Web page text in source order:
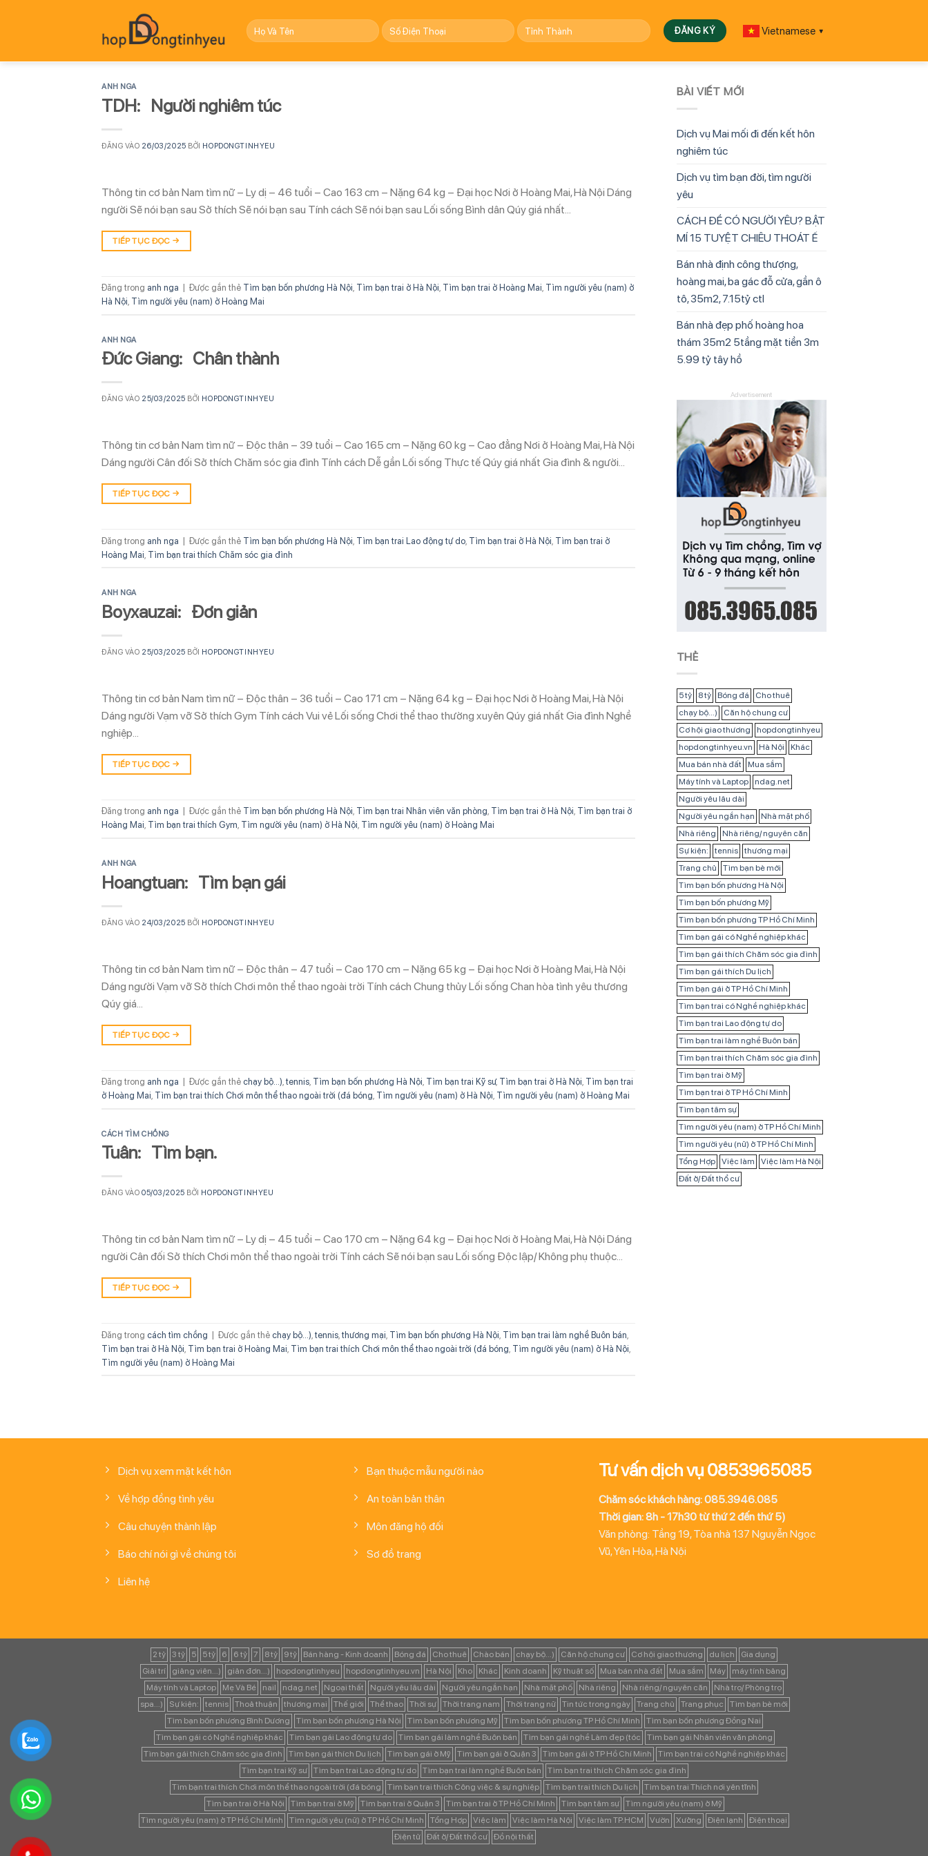
dung
Vietnamese ▼
ANH NGA
TDH: Người nghiêm túc
ĐĂNG VÀO 26/03/2025 BỞI HOPDONGTINHYEU
Thông tin cơ bản Nam tìm nữ – Ly dị – 46 tuổi – Cao 163 cm – Nặng 64 kg – Đại học Nơi ở Hoàng Mai, Hà Nội Dáng
người Sẽ nói bạn sau Sở thích Sẽ nói bạn sau Tính cách Sẽ nói bạn sau Lối sống Bình dân Qúy giá nhất…
TIẾP TỤC ĐỌC →
Đăng trong anh nga Được gắn thẻ Tìm bạn bốn phương Hà Nội Tìm bạn trai ở Hà Nội Tìm bạn trai ở Hoàng Mai Tìm người yêu (nam) ở
Hà Nội Tìm người yêu (nam) ở Hoàng Mai
ANH NGA
Đức Giang: Chân thành
ĐĂNG VÀO 25/03/2025 BỞI HOPDONGTINHYEU
Thông tin cơ bản Nam tìm nữ – Độc thân – 39 tuổi – Cao 165 cm – Nặng 60 kg – Cao đẳng Nơi ở Hoàng Mai, Hà Nội
Dáng người Cân đối Sở thích Chăm sóc gia đình Tính cách Dễ gần Lối sống Thực tế Qúy giá nhất Gia đình & người…
TIẾP TỤC ĐỌC →
Đăng trong anh nga | Được gắn thẻ Tìm bạn bốn phương Hà Nội Tìm bạn trai Lao động tự do Tìm bạn trai ở Hà Nội Tìm bạn trai ở
Hoàng Mai Tìm bạn trai thích Chăm sóc gia đình
ANH NGA
Boyxauzai: Đơn giản
ĐĂNG VÀO 25/03/2025 BỞI HOPDONGTINHYEU
Thông tin cơ bản Nam tìm nữ – Độc thân – 36 tuổi – Cao 171 cm – Nặng 64 kg – Đại học Nơi ở Hoàng Mai, Hà Nội
Dáng người Vạm vỡ Sở thích Gym Tính cách Vui vẻ Lối sống Chơi thể thao thường xuyên Qúy giá nhất Gia đình Nghề
nghiệp…
TIẾP TỤC ĐỌC →
Đăng trong anh nga Được gắn thẻ Tìm bạn bốn phương Hà Nội, Tìm bạn trai Nhân viên văn phòng, Tìm bạn trai ở Hà Nội, Tìm bạn trai ở
Hoàng Mai, Tìm bạn trai thích Gym, Tìm người yêu (nam) ở Hà Nội, Tìm người yêu (nam) ở Hoàng Mai
ANH NGA
Hoangtuan: Tìm bạn gái
ĐĂNG VÀO 24/03/2025 BỞI HOPDONGTINHYEU
Thông tin cơ bản Nam tìm nữ – Độc thân – 47 tuổi – Cao 170 cm – Nặng 65 kg – Đại học Nơi ở Hoàng Mai, Hà Nội
Dáng người Vạm vỡ Sở thích Chơi môn thể thao ngoài trời Tính cách Chung thủy Lối sống Chan hòa tình yêu thương
Qúy giá…
TIẾP TỤC ĐỌC →
Đăng trong anh nga Được gắn thẻ chạy bộ...) tennis Tìm bạn bốn phương Hà Nội Tìm bạn trai Kỹ sư, Tìm bạn trai ở Hà Nội Tìm bạn trai
ở Hoàng Mai Tìm bạn trai thích Chơi môn thể thao ngoài trời (đá bóng Tìm người yêu (nam) ở Hà Nội Tìm người yêu (nam) ở Hoàng Mai
CÁCH TÌM CHỒNG
Tuân: Tìm bạn.
ĐĂNG VÀO05/03/2025 BỞI HOPDONGTINHYEU
Thông tin cơ bản Nam tìm nữ – Ly dị – 45 tuổi – Cao 170 cm – Nặng 64 kg – Đại học Nơi ở Hoàng Mai, Hà Nội Dáng
người Cân đối Sở thích Chơi môn thể thao ngoài trời Tính cách Sẽ nói bạn sau Lối sống Độc lập/ Không phụ thuộc…
TIẾP TỤC ĐỌC →
Đăng trong cách tìm chồng | Được gắn thẻ chạy bộ...) tennis thương mại Tìm bạn bốn phương Hà Nội Tìm bạn trai làm nghề Buôn bán
Tìm bạn trai ở Hà Nội Tìm bạn trai ở Hoàng Mai Tìm bạn trai thích Chơi môn thể thao ngoài trời (đá bóng Tìm người yêu (nam) ở Hà Nội
Tìm người yêu (nam) ở Hoàng Mai
BÀI VIẾT MỚI
Dịch vụ Mai mối đi đến kết hôn
nghiêm túc
Dịch vụ tìm bạn đời, tìm người
yêu
CÁCH ĐỂ CÓ NGƯỜI YÊU? BẬT
MÍ 15 TUYỆT CHIÊU THOÁT Ế
Bán nhà định công thượng,
hoàng mai, ba gác đỗ cửa, gần ô
tô, 35m2, 7.15tỷ ctl
Bán nhà đẹp phố hoàng hoa
thám 35m2 5tầng mặt tiền 3m
5.99 tỷ tây hồ
Advertisement
THẺ
5 tỷ 8 tỷ Bóng đá
Cho thuê
chạy bộ...)
Căn hộ chung cư
Cơ hội giao thương
hopdongtinhyeu
hopdongtinhyeu.vn
Hà Nội
Khác
Mua bán nhà đất
Mua sắm
Máy tính và Laptop
ndag.net
Người yêu lâu dài
Người yêu ngắn hạn
Nhà mặt phố
Nhà riêng
Nhà riêng/ nguyên căn
Sự kiện:
tennis
thương mại
Trang chủ
Tìm bạn bè mới
Tìm bạn bốn phương Hà Nội
Tìm bạn bốn phương Mỹ
Tìm bạn bốn phương TP Hồ Chí Minh
Tìm bạn gái có Nghề nghiệp khác
Tìm bạn gái thích Chăm sóc gia đình
Tìm bạn gái thích Du lịch
Tìm bạn gái ở TP Hồ Chí Minh
Tìm bạn trai có Nghề nghiệp khác
Tìm bạn trai Lao động tự do
Tìm bạn trai làm nghề Buôn bán
Tìm bạn trai thích Chăm sóc gia đình
Tìm bạn trai ở Mỹ
Tìm bạn trai ở TP Hồ Chí Minh
Tìm bạn tâm sự
Tìm người yêu (nam) ở TP Hồ Chí Minh
Tìm người yêu (nữ) ở TP Hồ Chí Minh
Tổng Hợp
Việc làm
Việc làm Hà Nội
Đất ở/ Đất thổ cư
Dịch vụ xem mặt kết hôn
Về hợp đồng tình yêu
Câu chuyện thành lập
Báo chí nói gì về chúng tôi
Liên hệ
Bạn thuộc mẫu người nào
An toàn bản thân
Môn đăng hộ đối
Sơ đồ trang
Tư vấn dịch vụ 0853965085
Chăm sóc khách hàng: 085.3946.085
Thời gian: 8h - 17h30 từ thứ 2 đến thứ 5)
Văn phòng: Tầng 19, Tòa nhà 137 Nguyễn Ngọc
Vũ, Yên Hòa, Hà Nội
2 tỷ 3 tỷ 5 5 tỷ 6 6 tỷ 7 8 tỷ 9 tỷ Bán hàng - Kinh doanh Bóng đá Cho thuê Chào bán chạy bộ...) Căn hộ chung cư Cơ hội giao thương du lịch
Gia dụng
Giải trí
giảng viên...) giản đơn...) hopdongtinhyeu hopdongtinhyeu.vn Hà Nội Kho Khác Kinh doanh Kỹ thuật số Mua bán nhà đất Mua sắm Máy
máy tính bảng
Máy tính và Laptop
Mẹ Và Bé nail ndag.net Ngoại thất Người yêu lâu dài Người yêu ngắn hạn Nhà mặt phố Nhà riêng Nhà riêng/ nguyên căn
Nhà trọ/ Phòng trọ
spa...)
Sự kiện: tennis Thoả thuận thương mại Thế giới Thể thao Thời sự Thời trang nam Thời trang nữ Tin tức trong ngày Trang chủ Trang phục
Tìm bạn bè mới
Tìm bạn bốn phương Bình Dương
Tìm bạn bốn phương Hà Nội Tìm bạn bốn phương Mỹ Tìm bạn bốn phương TP Hồ Chí Minh
Tìm bạn bốn phương Đồng Nai
Tìm bạn gái có Nghề nghiệp khác
Tìm bạn gái Lao động tự do Tìm bạn gái làm nghề Buôn bán Tìm bạn gái nghề Làm đẹp (tóc
Tìm bạn gái Nhân viên văn phòng
Tìm bạn gái thích Chăm sóc gia đình
Tìm bạn gái thích Du lịch Tìm bạn gái ở Mỹ Tìm bạn gái ở Quận 3 Tìm bạn gái ở TP Hồ Chí Minh
Tìm bạn trai có Nghề nghiệp khác
Tìm bạn trai Kỹ sư
Tìm bạn trai Lao động tự do Tìm bạn trai làm nghề Buôn bán
Tìm bạn trai thích Chăm sóc gia đình
Tìm bạn trai thích Chơi môn thể thao ngoài trời (đá bóng
Tìm bạn trai thích Công việc & sự nghiệp Tìm bạn trai thích Du lịch
Tìm bạn trai Thích nơi yên tĩnh
Tìm bạn trai ở Hà Nội
Tìm bạn trai ở Mỹ Tìm bạn trai ở Quận 3 Tìm bạn trai ở TP Hồ Chí Minh Tìm bạn tâm sự
Tìm người yêu (nam) ở Mỹ
Tìm người yêu (nam) ở TP Hồ Chí Minh
Tìm người yêu (nữ) ở TP Hồ Chí Minh Tổng Hợp Việc làm Việc làm Hà Nội Việc làm TP.HCM Vườn Xưởng Điện lạnh
Điện thoại
Điện tử
Đất ở/ Đất thổ cư Đồ nội thất